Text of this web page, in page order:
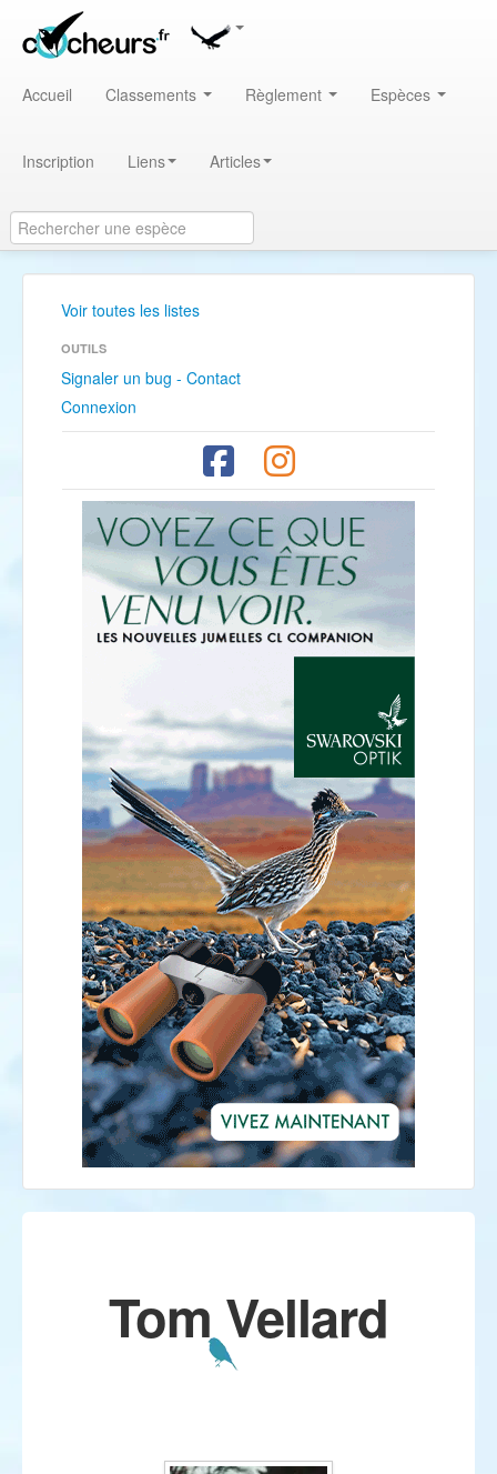
Accueil Classements Règlement Espèces
Inscription Liens Articles
Voir toutes les listes
OUTILS
Signaler un bug - Contact
Connexion
Tom Vellard